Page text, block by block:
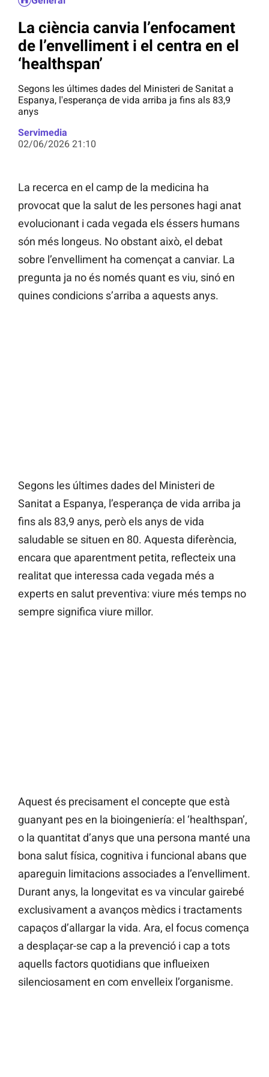
La ciència canvia l’enfocament
de l’envelliment i el centra en el
‘healthspan’
Segons les últimes dades del Ministeri de Sanitat a
Espanya, l'esperança de vida arriba ja fins als 83,9
anys
Servimedia
02/06/2026 21:10
La recerca en el camp de la medicina ha
provocat que la salut de les persones hagi anat
evolucionant i cada vegada els éssers humans
són més longeus. No obstant això, el debat
sobre l’envelliment ha començat a canviar. La
pregunta ja no és només quant es viu, sinó en
quines condicions s’arriba a aquests anys.
Segons les últimes dades del Ministeri de
Sanitat a Espanya, l’esperança de vida arriba ja
fins als 83,9 anys, però els anys de vida
saludable se situen en 80. Aquesta diferència,
encara que aparentment petita, reflecteix una
realitat que interessa cada vegada més a
experts en salut preventiva: viure més temps no
sempre significa viure millor.
Aquest és precisament el concepte que està
guanyant pes en la bioingeniería: el ‘healthspan’,
o la quantitat d’anys que una persona manté una
bona salut física, cognitiva i funcional abans que
apareguin limitacions associades a l’envelliment.
Durant anys, la longevitat es va vincular gairebé
exclusivament a avanços mèdics i tractaments
capaços d’allargar la vida. Ara, el focus comença
a desplaçar-se cap a la prevenció i cap a tots
aquells factors quotidians que influeixen
silenciosament en com envelleix l’organisme.